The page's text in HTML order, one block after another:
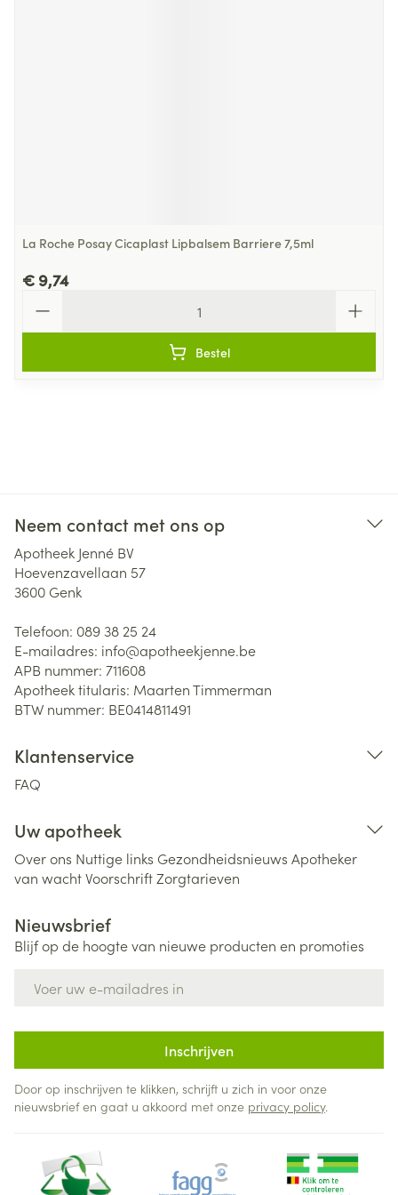
La Roche Posay Cicaplast Lipbalsem Barriere 7,5ml
€ 9,74
Bestel
Neem contact met ons op
Apotheek Jenné BV
Hoevenzavellaan 57
3600 Genk
Telefoon: 089 38 25 24
E-mailadres: info@apotheekjenne.be
APB nummer: 711608
Apotheek titularis: Maarten Timmerman
BTW nummer: BE0414811491
Klantenservice
FAQ
Uw apotheek
Over ons Nuttige links Gezondheidsnieuws Apotheker
van wachtVoorschriftZorgtarieven
Nieuwsbrief
Blijf op de hoogte van nieuwe producten en promoties
Inschrijven
Door op inschrijven te klikken, schrijft u zich in voor onze
nieuwsbrief en gaat u akkoord met onze privacy policy.